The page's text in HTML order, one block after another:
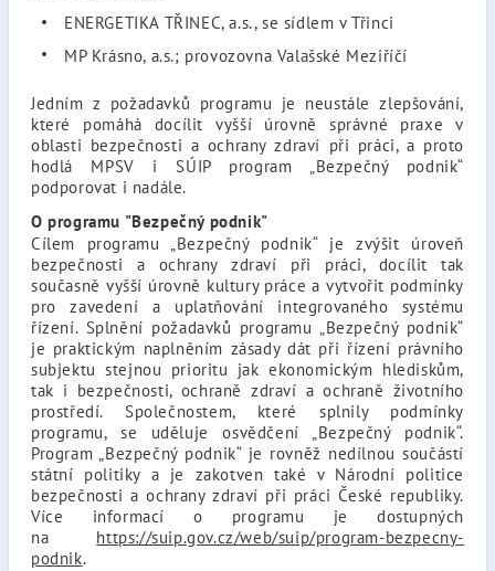
ENERGETIKA TŘINEC, a.s., se sídlem v Třinci
MP Krásno, a.s.; provozovna Valašské Meziříčí
Jedním z požadavků programu je neustále zlepšování,
které pomáhá docílit vyšší úrovně správné praxe v
oblasti bezpečnosti a ochrany zdraví při práci, a proto
hodlá MPSV i SÚIP program „Bezpečný podnik“
podporovat i nadále.
O programu "Bezpečný podnik"
Cílem programu „Bezpečný podnik“ je zvýšit úroveň
bezpečnosti a ochrany zdraví při práci, docílit tak
současně vyšší úrovně kultury práce a vytvořit podmínky
pro zavedení a uplatňování integrovaného systému
řízení. Splnění požadavků programu „Bezpečný podnik“
je praktickým naplněním zásady dát při řízení právního
subjektu stejnou prioritu jak ekonomickým hlediskům,
tak i bezpečnosti, ochraně zdraví a ochraně životního
prostředí. Společnostem, které splnily podmínky
programu, se uděluje osvědčení „Bezpečný podnik“.
Program „Bezpečný podnik“ je rovněž nedílnou součástí
státní politiky a je zakotven také v Národní politice
bezpečnosti a ochrany zdraví při práci České republiky.
Více informací o programu je dostupných
na https://suip.gov.cz/web/suip/program-bezpecny-
podnik.